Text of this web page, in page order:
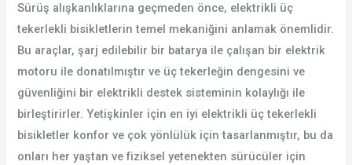
Sürüş alışkanlıklarına geçmeden önce, elektrikli üç
tekerlekli bisikletlerin temel mekaniğini anlamak önemlidir.
Bu araçlar, şarj edilebilir bir batarya ile çalışan bir elektrik
motoru ile donatılmıştır ve üç tekerleğin dengesini ve
güvenliğini bir elektrikli destek sisteminin kolaylığı ile
birleştirirler. Yetişkinler için en iyi elektrikli üç tekerlekli
bisikletler konfor ve çok yönlülük için tasarlanmıştır, bu da
onları her yaştan ve fiziksel yetenekten sürücüler için